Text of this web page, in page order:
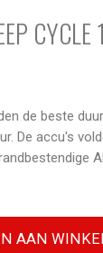
CYCLE
de beste
De accu's
AAN